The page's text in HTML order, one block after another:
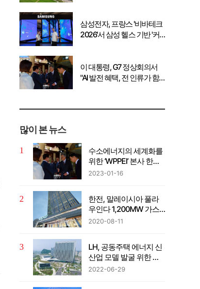
삼성전자, 프랑스 '비바테크
2026'서 삼성 헬스 기반 '커
이 대통령, G7 정상회의서
"AI 발전 혜택, 전 인류가 함
많이 본 뉴스
수소에너지의 세계화를
위한 ‘WPPEI’ 본사 한국
설립
2023-01-16
한전, 말레이시아 풀라
우인다 1,200MW 가스
복합발전사업 계약 체결
2020-08-11
LH, 공동주택 에너지 신
산업 모델 발굴 위한 컨
퍼런스 개최
2022-06-29